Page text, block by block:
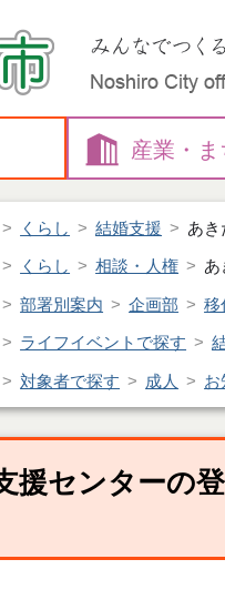
産業・
くらし 結婚支援 あ
くらし 相談・人権 あ
部署別案内 企画部 移
ライフイベントで探す
対象者で探す 成人 お
援センターの